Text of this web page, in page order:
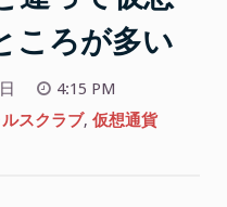
ころが多い
4:15 PM
スクラブ, 仮想通貨